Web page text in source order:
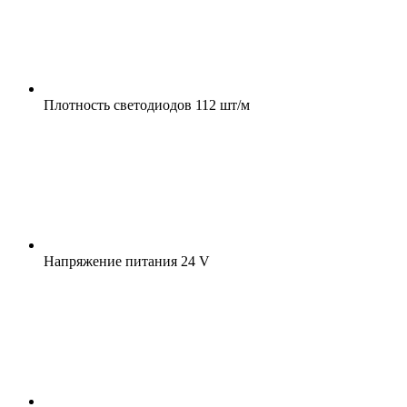
Плотность светодиодов 112 шт/м
Напряжение питания 24 V